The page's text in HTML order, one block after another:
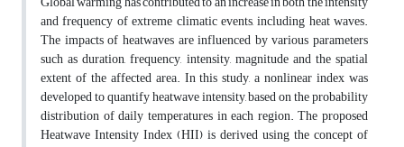
and frequency of extreme climatic events, including heat waves.
The impacts of heatwaves are influenced by various parameters
such as duration, frequency, intensity, magnitude and the spatial
extent of the affected area. In this study, a nonlinear index was
developed to quantify heatwave intensity, based on the probability
distribution of daily temperatures in each region. The proposed
Heatwave Intensity Index (HII) is derived using the concept of